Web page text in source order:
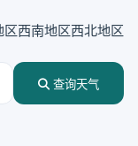
区西南地区西北地区
查询天气